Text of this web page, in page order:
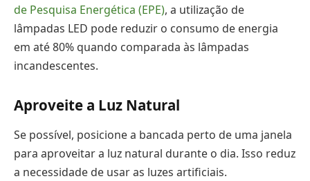
de Pesquisa Energética (EPE), a utilização de
lâmpadas LED pode reduzir o consumo de energia
em até 80% quando comparada às lâmpadas
incandescentes.
Aproveite a Luz Natural
Se possível, posicione a bancada perto de uma janela
para aproveitar a luz natural durante o dia. Isso reduz
a necessidade de usar as luzes artificiais.